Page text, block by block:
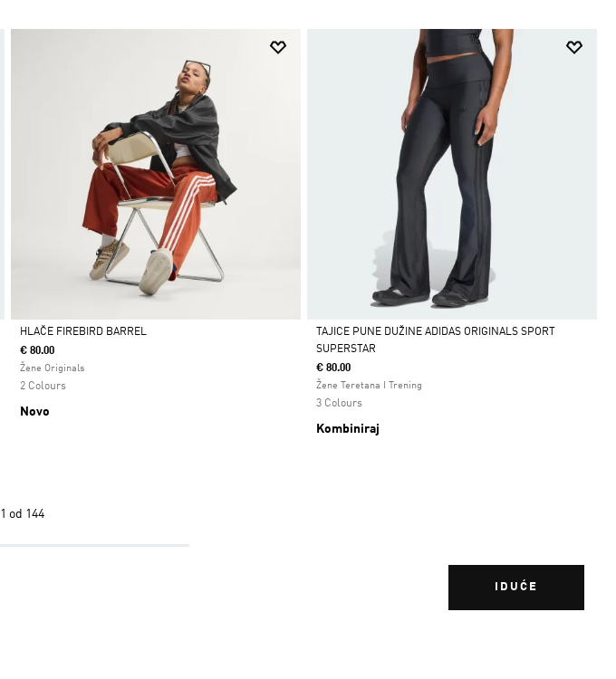
Da
HLAČE FIREBIRD BARREL
€ 80.00
Žene Originals
2 Colours
Novo
Da
TAJICE PUNE DUŽINE ADIDAS ORIGINALS SPORT
SUPERSTAR
€ 80.00
Žene Teretana I Trening
3 Colours
Kombiniraj
1 od 144
IDUĆE